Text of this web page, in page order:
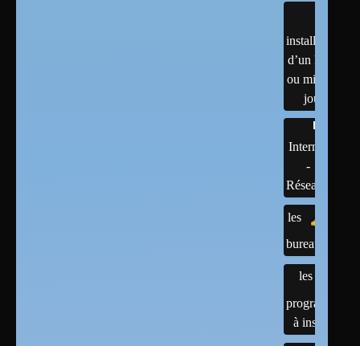
installation
d’un linux
ou mises à
jour
Internet
-
Réseaux
les
bureaux
les
programmes
à installer